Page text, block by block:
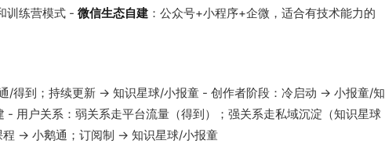
训练营模式 - 微信生态自建 ：公众号+小程序+企微，适合有技术能力的
/得到；持续更新 → 知识星球/小报童 - 创作者阶段：冷启动 → 小报童/知
用户关系：弱关系走平台流量（得到）；强关系走私域沉淀（知识星球
→ 小鹅通；订阅制 → 知识星球/小报童